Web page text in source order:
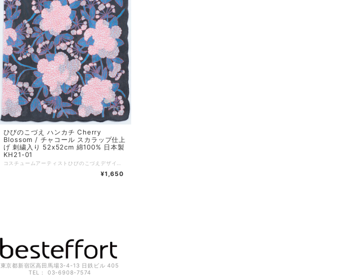
ひびのこづえ ハンカチ Cherry
Blossom / チャコール スカラップ仕上
げ 刺繍入り 52x52cm 綿100% 日本製
KH21-01
¥1,650
東京都新宿区高田馬場3-4-13 日鉄ビル 405
TEL： 03-6908-7574